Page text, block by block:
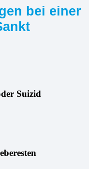
bei einer
Suizid